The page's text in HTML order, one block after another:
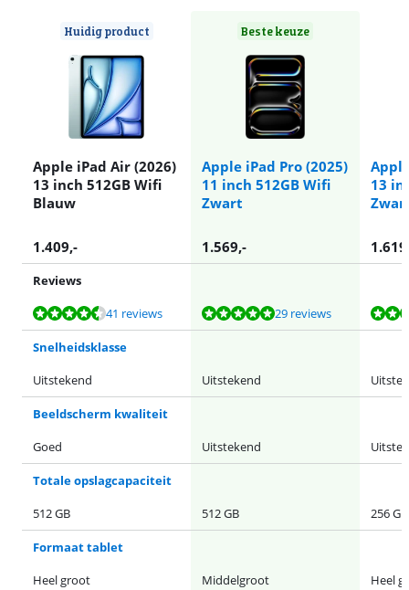
Huidig product
Apple iPad Air (2026)
13 inch 512GB Wifi
Blauw
Beste keuze
Apple iPad Pro (2025)
11 inch 512GB Wifi
Zwart
13
1.409,- 1.569,- 1.619
Reviews
Beoordeling is 9,3 van de 10, gebaseerd op 41 reviews.
41 reviews
Beoordeling is 9,6 van de 10, gebaseerd op 29 reviews.29 reviews
Beoordeling is 9,6 van de 10, gebaseerd op 29 reviews.
Beoordeling is 9,6 van de 10, gebaseerd op 29 reviews.
Beoordeling is 9,6 van de 10, gebaseerd op 29 reviews.
Snelheidsklasse
Uitstekend
Uitstekend
Beeldscherm kwaliteit
Goed
Uitstekend
Totale opslagcapaciteit
512 GB
512 GB 256 GB
Formaat tablet
Heel groot
Middelgroot Heel